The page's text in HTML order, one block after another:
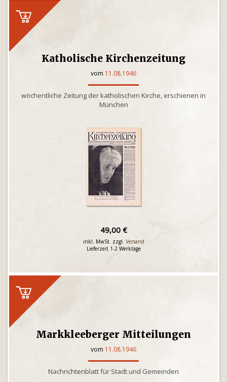
Katholische Kirchenzeitung
vom 11.08.1946
wöchentliche Zeitung der katholischen Kirche, erschienen in
München
49,00 €
inkl. MwSt. zzgl. Versand
Lieferzeit 1-2 Werktage
Markkleeberger Mitteilungen
vom 11.08.1946
Nachrichtenblatt für Stadt und Gemeinden